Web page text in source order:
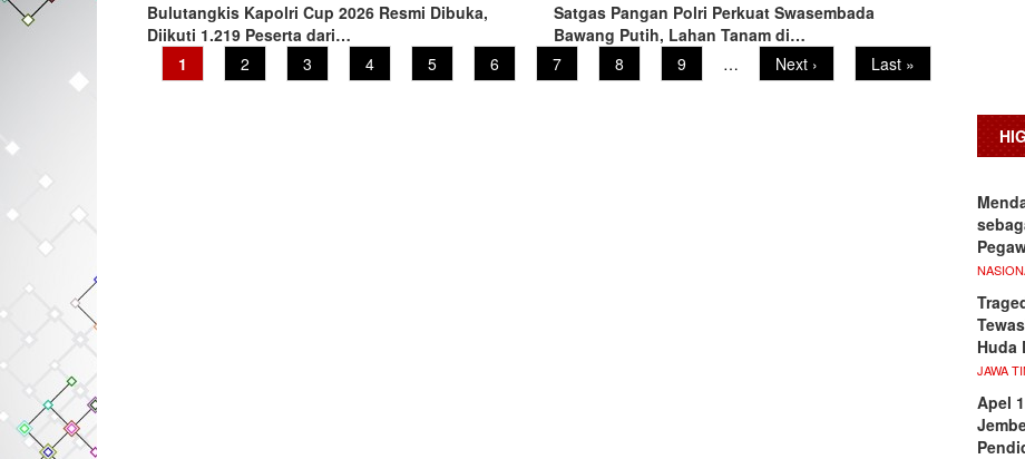
Bulutangkis Kapolri Cup 2026 Resmi Dibuka,
Diikuti 1.219 Peserta dari…
Satgas Pangan Polri Perkuat Swasembada
Bawang Putih, Lahan Tanam di…
Current
page
1 Page
2 Page
3 Page
4 Page
5 Page
6 Page
7 Page
8 Page
9 …
Next
page
Next ›
Last
page
Last »
Huda
JAWA
Apel